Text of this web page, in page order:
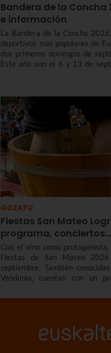
Bandera de la Concha
e información
La Bandera de la Concha
deportivos más populares de
dos primeros domingos de
Este año son el 6 y 13 de
surgieron y repasamos los
competición de traineras
temporada.n
GOZATU
Fiestas San Mateo
programa, conciertos…
Con el vino como
Fiestas de San Mateo
septiembre. También
Vendimia, cuentan con un
los gigantes y cabezudos, los
aquí el programa de las
Logroño 2026.